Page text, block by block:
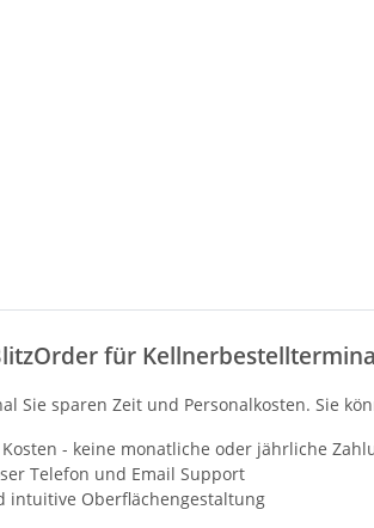
für
Sie sparen Zeit und Personalkosten. Sie
- keine monatliche oder jährliche
Telefon und Email Support
intuitive Oberflächengestaltung